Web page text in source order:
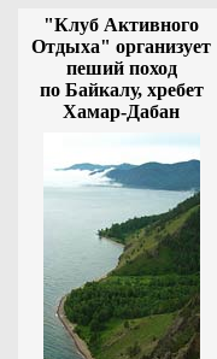
"Клуб Активного
Отдыха" организует
пеший поход
по Байкалу, хребет
Хамар-Дабан